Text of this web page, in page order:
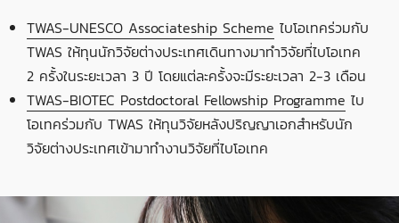
TWAS-UNESCO Associateship Scheme ไบโอเทคร่วมกับ
TWAS ให้ทุนนักวิจัยต่างประเทศเดินทางมาทำวิจัยที่ไบโอเทค
2 ครั้งในระยะเวลา 3 ปี โดยแต่ละครั้งจะมีระยะเวลา 2-3 เดือน
TWAS-BIOTEC Postdoctoral Fellowship Programme ไบ
โอเทคร่วมกับ TWAS ให้ทุนวิจัยหลังปริญญาเอกสำหรับนัก
วิจัยต่างประเทศเข้ามาทำงานวิจัยที่ไบโอเทค